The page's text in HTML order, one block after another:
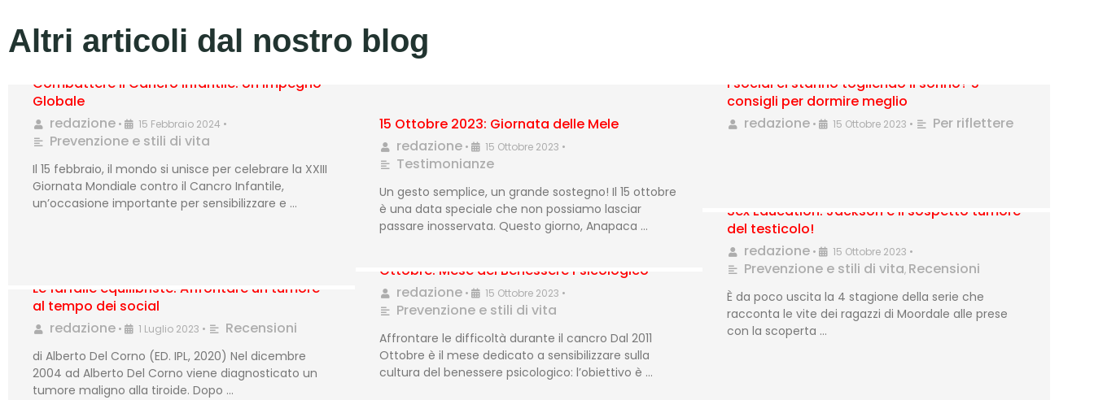
Altri articoli dal nostro blog
Combattere il Cancro Infantile: Un Impegno
Globale
redazione • 15 Febbraio 2024 •
Prevenzione e stili di vita
Il 15 febbraio, il mondo si unisce per celebrare la XXIII
Giornata Mondiale contro il Cancro Infantile,
un’occasione importante per sensibilizzare e …
15 Ottobre 2023: Giornata delle Mele
redazione • 15 Ottobre 2023 •
Testimonianze
Un gesto semplice, un grande sostegno! Il 15 ottobre
è una data speciale che non possiamo lasciar
passare inosservata. Questo giorno, Anapaca …
I social ci stanno togliendo il sonno? 5
consigli per dormire meglio
redazione • 15 Ottobre 2023 • Per riflettere
Sex Education: Jackson e il sospetto tumore
del testicolo!
redazione • 15 Ottobre 2023 •
Prevenzione e stili di vita, Recensioni
È da poco uscita la 4 stagione della serie che
racconta le vite dei ragazzi di Moordale alle prese
con la scoperta …
Ottobre: Mese del Benessere Psicologico
redazione • 15 Ottobre 2023 •
Prevenzione e stili di vita
Affrontare le difficoltà durante il cancro Dal 2011
Ottobre è il mese dedicato a sensibilizzare sulla
cultura del benessere psicologico: l’obiettivo è …
Le farfalle equilibriste. Affrontare un tumore
al tempo dei social
redazione • 1 Luglio 2023 • Recensioni
di Alberto Del Corno (ED. IPL, 2020) Nel dicembre
2004 ad Alberto Del Corno viene diagnosticato un
tumore maligno alla tiroide. Dopo …